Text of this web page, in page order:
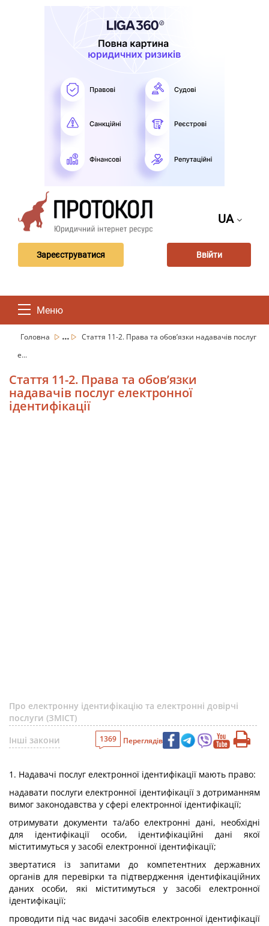
UA
Зареєструватися Ввійти
Меню
Головна ...
Стаття 11-2. Права та обов’язки надавачів послуг
е...
Стаття 11-2. Права та обов’язки
надавачів послуг електронної
ідентифікації
Про електронну ідентифікацію та електронні довірчі
послуги (ЗМІСТ)
Інші закони
1369 Переглядів
1. Надавачі послуг електронної ідентифікації мають право:
надавати послуги електронної ідентифікації з дотриманням
вимог законодавства у сфері електронної ідентифікації;
отримувати документи та/або електронні дані, необхідні
для ідентифікації особи, ідентифікаційні дані якої
міститимуться у засобі електронної ідентифікації;
звертатися із запитами до компетентних державних
органів для перевірки та підтвердження ідентифікаційних
даних особи, які міститимуться у засобі електронної
ідентифікації;
проводити під час видачі засобів електронної ідентифікації